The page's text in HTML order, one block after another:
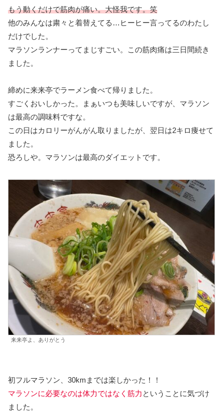
もう動くだけで筋肉が痛い。大怪我です。笑
他のみんなは粛々と着替えてる…ヒーヒー言ってるのわたし
だけでした。
マラソンランナーってまじすごい。この筋肉痛は三日間続き
ました。
締めに来来亭でラーメン食べて帰りました。
すごくおいしかった。まぁいつも美味しいですが、マラソン
は最高の調味料ですな。
この日はカロリーがんがん取りましたが、翌日は2キロ痩せて
ました。
恐ろしや。マラソンは最高のダイエットです。
来来亭よ、ありがとう
初フルマラソン、30kmまでは楽しかった！！
マラソンに必要なのは体力ではなく筋力 ということに気づけ
ました。